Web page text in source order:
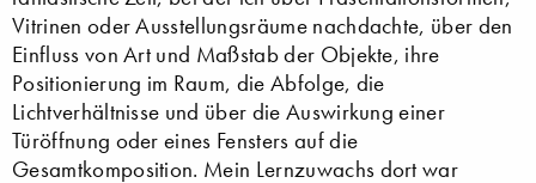
Vitrinen oder Ausstellungsräume nachdachte, über den
Einfluss von Art und Maßstab der Objekte, ihre
Positionierung im Raum, die Abfolge, die
Lichtverhältnisse und über die Auswirkung einer
Türöffnung oder eines Fensters auf die
Gesamtkomposition. Mein Lernzuwachs dort war